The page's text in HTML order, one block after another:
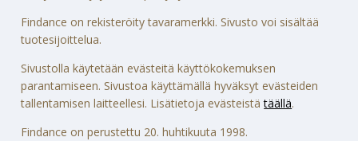
Findance on rekisteröity tavaramerkki. Sivusto voi sisältää
tuotesijoittelua.
Sivustolla käytetään evästeitä käyttökokemuksen
parantamiseen. Sivustoa käyttämällä hyväksyt evästeiden
tallentamisen laitteellesi. Lisätietoja evästeistätäällä.
Findance on perustettu 20. huhtikuuta 1998.